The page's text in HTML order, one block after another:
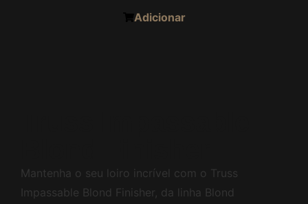
Adicionar
Mantenha o seu loiro incrível com o Truss
Impassable Blond Finisher, da linha Blond